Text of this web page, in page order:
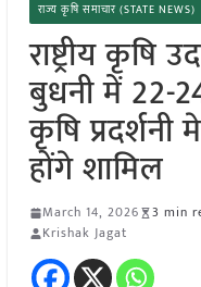
राज्य कृषि समाचार (STATE NEWS)
राष्ट्रीय
बुधनी में 22-
कृषि
होंगे शामिल
March 14, 2026 3 min
Krishak Jagat